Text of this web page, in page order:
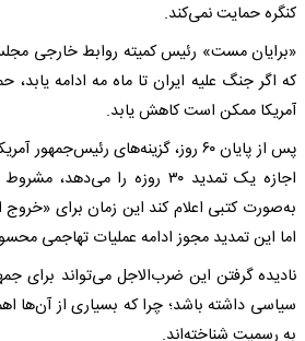
کنگره حمایت نمی‌کند.
«برایان مست» رئیس کمیته روابط خارجی
که اگر جنگ علیه ایران تا ماه مه ادامه
آمریکا ممکن است کاهش یابد.
پس از پایان ۶۰ روز، گزینه‌های
اجازه یک تمدید ۳۰ روزه را
به‌صورت کتبی اعلام کند این زمان برای
اما این تمدید مجوز ادامه عملیات تهاجمی
نادیده گرفتن این ضرب‌الاجل می‌تواند برای
به رسمیت شناخته‌اند.